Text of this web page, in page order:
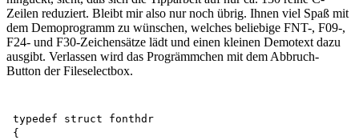
Zeilen reduziert. Bleibt mir also nur noch übrig. Ihnen viel Spaß mit
dem Demoprogramm zu wünschen, welches beliebige FNT-, F09-,
F24- und F30-Zeichensätze lädt und einen kleinen Demotext dazu
ausgibt. Verlassen wird das Progrämmchen mit dem Abbruch-
Button der Fileselectbox.
typedef struct fonthdr
{